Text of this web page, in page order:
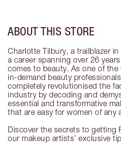
ABOUT THIS STORE
Charlotte Tilbury, a trailblazer
a career spanning over 26
comes to beauty. As one of the
in-demand beauty
completely revolutionised the
industry by decoding and
essential and transformative
that are easy for women of any
Discover the secrets to getting
our makeup artists’ exclusive